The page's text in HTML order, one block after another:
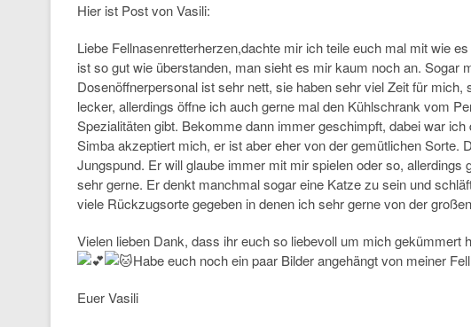
Hier ist Post von Vasili:
Liebe Fellnasenretterherzen,dachte mir ich teile euch mal mit wie
ist so gut wie überstanden, man sieht es mir kaum noch an.
Dosenöffnerpersonal ist sehr nett, sie haben sehr viel Zeit für
lecker, allerdings öffne ich auch gerne mal den Kühlschrank vom
Spezialitäten gibt. Bekomme dann immer geschimpft, dabei war
Simba akzeptiert mich, er ist aber eher von der gemütlichen Sorte.
Jungspund. Er will glaube immer mit mir spielen oder so,
sehr gerne. Er denkt manchmal sogar eine Katze zu sein und
viele Rückzugsorte gegeben in denen ich sehr gerne von der
Vielen lieben Dank, dass ihr euch so liebevoll um mich gekümmert
Habe euch noch ein paar Bilder angehängt von meiner
Euer Vasili